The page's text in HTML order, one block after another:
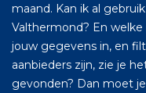
maand. Kan ik al
Valthermond? En
jouw gegevens in, en
aanbieders zijn, zie je
gevonden? Dan moet